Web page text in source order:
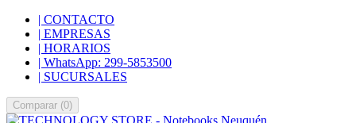
| CONTACTO
| EMPRESAS
| HORARIOS
| WhatsApp: 299-5853500
| SUCURSALES
Comparar (0)